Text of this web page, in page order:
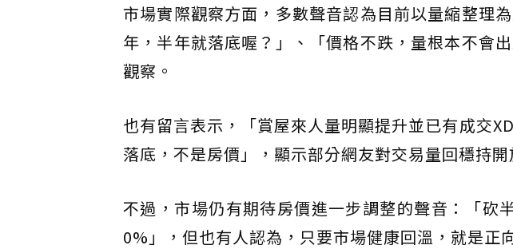
市場實際觀察方面，多數聲音認為目前以量縮整理為
年，半年就落底喔？」、「價格不跌，量根本不會
觀察。
也有留言表示，「賞屋來人量明顯提升並已有成交
落底，不是房價」，顯示部分網友對交易量回穩持開
不過，市場仍有期待房價進一步調整的聲音：「砍
0%」，但也有人認為，只要市場健康回溫，就是正